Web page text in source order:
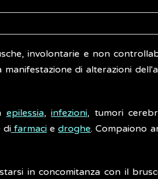
involontarie e non
di alterazioni
epilessia,infezioni, tumori
difarmaciedroghe. Compaiono
in concomitanza con il